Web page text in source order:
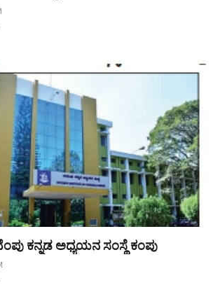
ಕನ್ನಡ ಅಧ್ಯಯನ ಸಂಸ್ಥೆ ಕಂಪು